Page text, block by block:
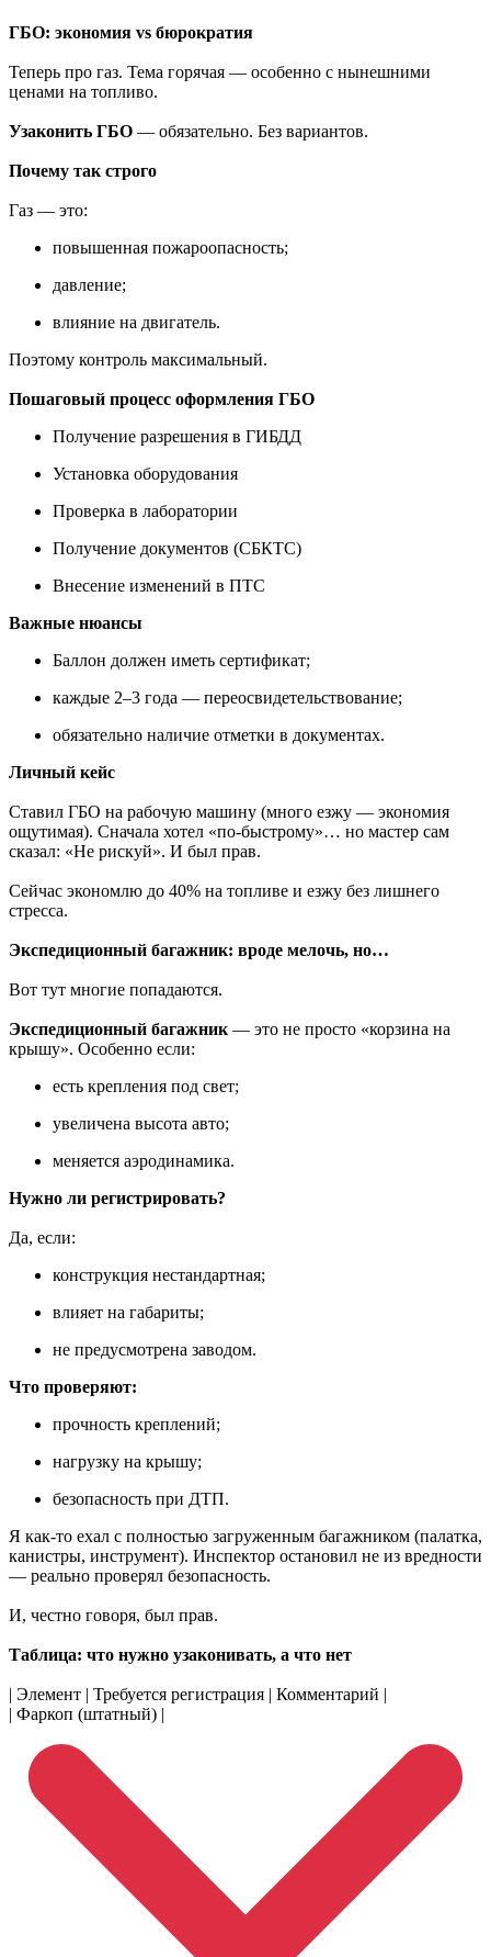
ГБО: экономия vs бюрократия
Теперь про газ. Тема горячая — особенно с нынешними
ценами на топливо.
Узаконить ГБО — обязательно. Без вариантов.
Почему так строго
Газ — это:
повышенная пожароопасность;
давление;
влияние на двигатель.
Поэтому контроль максимальный.
Пошаговый процесс оформления ГБО
Получение разрешения в ГИБДД
Установка оборудования
Проверка в лаборатории
Получение документов (СБКТС)
Внесение изменений в ПТС
Важные нюансы
Баллон должен иметь сертификат;
каждые 2–3 года — переосвидетельствование;
обязательно наличие отметки в документах.
Личный кейс
Ставил ГБО на рабочую машину (много езжу — экономия
ощутимая). Сначала хотел «по-быстрому»… но мастер сам
сказал: «Не рискуй». И был прав.
Сейчас экономлю до 40% на топливе и езжу без лишнего
стресса.
Экспедиционный багажник: вроде мелочь, но…
Вот тут многие попадаются.
Экспедиционный багажник — это не просто «корзина на
крышу». Особенно если:
есть крепления под свет;
увеличена высота авто;
меняется аэродинамика.
Нужно ли регистрировать?
Да, если:
конструкция нестандартная;
влияет на габариты;
не предусмотрена заводом.
Что проверяют:
прочность креплений;
нагрузку на крышу;
безопасность при ДТП.
Я как-то ехал с полностью загруженным багажником (палатка,
канистры, инструмент). Инспектор остановил не из вредности
— реально проверял безопасность.
И, честно говоря, был прав.
Таблица: что нужно узаконивать, а что нет
| Элемент | Требуется регистрация | Комментарий |
| Фаркоп (штатный) |